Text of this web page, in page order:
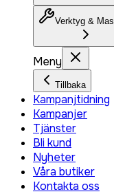
Verktyg &
Meny
Tillbaka
Kampanjtidning
Kampanjer
Tjänster
Bli kund
Nyheter
Våra butiker
Kontakta oss